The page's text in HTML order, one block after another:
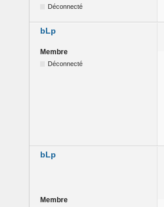
Déconnecté
bLp
Membre
Déconnecté
bLp
Membre